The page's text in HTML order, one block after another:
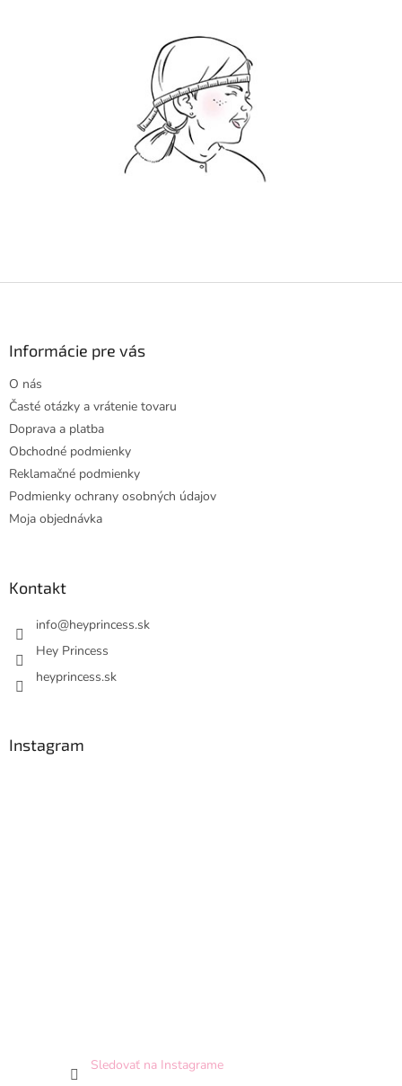
Informácie pre vás
O nás
Časté otázky a vrátenie tovaru
Doprava a platba
Obchodné podmienky
Reklamačné podmienky
Podmienky ochrany osobných údajov
Moja objednávka
Kontakt
info@heyprincess.sk
Hey Princess
heyprincess.sk
Instagram
Sledovať na Instagrame